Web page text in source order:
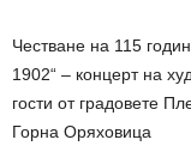
Честване на 115
1902“ – концерт на
гости от градовете
Горна Оряховица